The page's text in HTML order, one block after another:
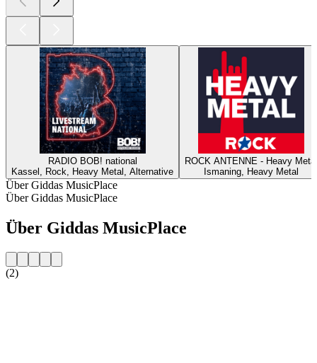
RADIO BOB! national
Kassel, Rock, Heavy Metal, Alternative
ROCK ANTENNE - Heavy Metal
Ismaning, Heavy Metal
Über Giddas MusicPlace
Über Giddas MusicPlace
Über Giddas MusicPlace
(2)